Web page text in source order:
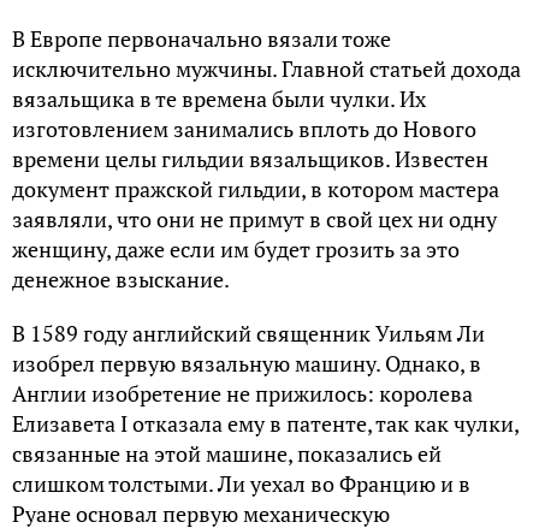
В Европе первоначально вязали тоже
исключительно мужчины. Главной статьей дохода
вязальщика в те времена были чулки. Их
изготовлением занимались вплоть до Нового
времени целы гильдии вязальщиков. Известен
документ пражской гильдии, в котором мастера
заявляли, что они не примут в свой цех ни одну
женщину, даже если им будет грозить за это
денежное взыскание.
В 1589 году английский священник Уильям Ли
изобрел первую вязальную машину. Однако, в
Англии изобретение не прижилось: королева
Елизавета I отказала ему в патенте, так как чулки,
связанные на этой машине, показались ей
слишком толстыми. Ли уехал во Францию и в
Руане основал первую механическую